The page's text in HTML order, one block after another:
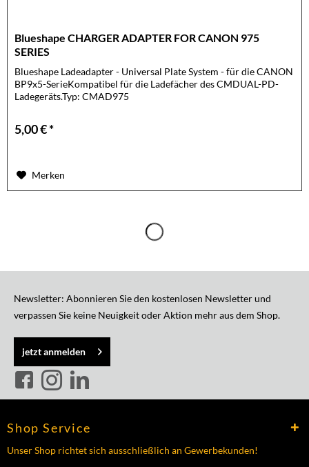
Blueshape CHARGER ADAPTER FOR CANON 975
SERIES
Blueshape Ladeadapter - Universal Plate System - für die CANON
BP9x5-SerieKompatibel für die Ladefächer des CMDUAL-PD-
Ladegeräts.Typ: CMAD975
5,00 € *
Merken
Newsletter: Abonnieren Sie den kostenlosen Newsletter und
verpassen Sie keine Neuigkeit oder Aktion mehr aus dem Shop.
jetzt anmelden
Shop Service
Unser Shop richtet sich ausschließlich an Gewerbekunden!